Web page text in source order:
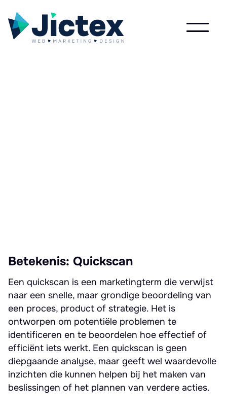
Betekenis: Quickscan
Een quickscan is een marketingterm die verwijst
naar een snelle, maar grondige beoordeling van
een proces, product of strategie. Het is
ontworpen om potentiële problemen te
identificeren en te beoordelen hoe effectief of
efficiënt iets werkt. Een quickscan is geen
diepgaande analyse, maar geeft wel waardevolle
inzichten die kunnen helpen bij het maken van
beslissingen of het plannen van verdere acties.